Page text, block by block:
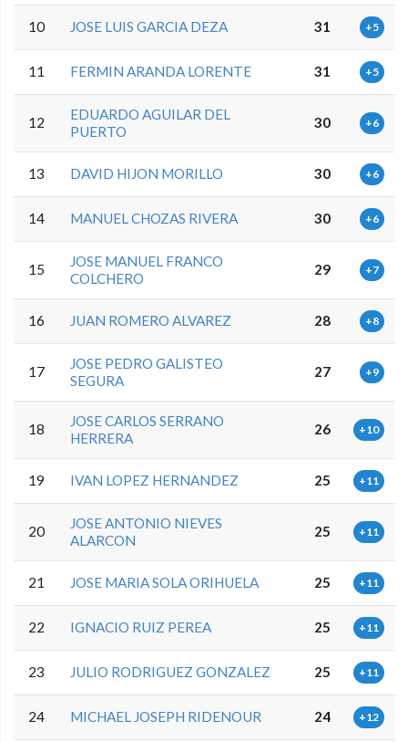
10 JOSE LUIS GARCIA DEZA 31 +5
11 FERMIN ARANDA LORENTE 31 +5
12
EDUARDO AGUILAR DEL
PUERTO
30 +6
13 DAVID HIJON MORILLO 30 +6
14 MANUEL CHOZAS RIVERA 30 +6
15
JOSE MANUEL FRANCO
COLCHERO
29 +7
16 JUAN ROMERO ALVAREZ 28 +8
17
JOSE PEDRO GALISTEO
SEGURA
27 +9
18
JOSE CARLOS SERRANO
HERRERA
26 +10
19 IVAN LOPEZ HERNANDEZ 25 +11
20
JOSE ANTONIO NIEVES
ALARCON
25 +11
21 JOSE MARIA SOLA ORIHUELA 25 +11
22 IGNACIO RUIZ PEREA 25 +11
23 JULIO RODRIGUEZ GONZALEZ 25 +11
24 MICHAEL JOSEPH RIDENOUR 24 +12